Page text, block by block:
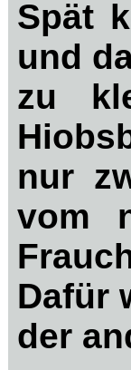
Spät
und
zu
nur
vom
Dafür
der